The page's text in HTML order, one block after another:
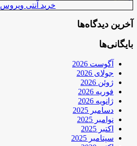
خرید آنتی ویروس
آخرین دیدگاه‌ها
بایگانی‌ها
آگوست 2026
جولای 2026
ژوئن 2026
فوریه 2026
ژانویه 2026
دسامبر 2025
نوامبر 2025
اکتبر 2025
سپتامبر 2025